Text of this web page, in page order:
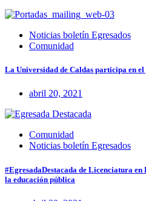
Noticias boletín Egresados
Comunidad
La Universidad de Caldas participa en
abril 20, 2021
Comunidad
Noticias boletín Egresados
#EgresadaDestacada de Licenciatura
la educación pública